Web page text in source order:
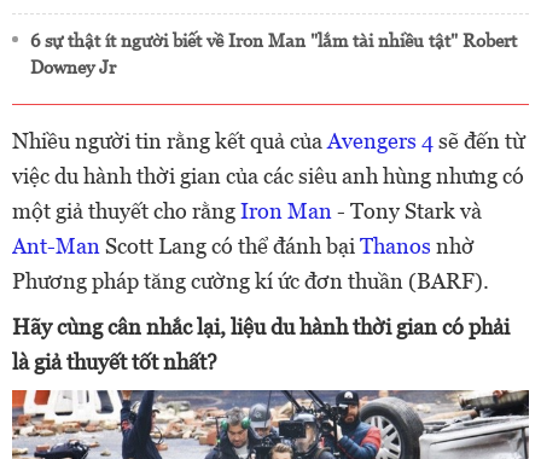
6 sự thật ít người biết về Iron Man "lắm tài nhiều tật" Robert
Downey Jr
Nhiều người tin rằng kết quả của Avengers 4sẽ đến từ
việc du hành thời gian của các siêu anh hùng nhưng có
một giả thuyết cho rằngIron Man - Tony Stark và
Ant-Man Scott Lang có thể đánh bại Thanos nhờ
Phương pháp tăng cường kí ức đơn thuần (BARF).
Hãy cùng cân nhắc lại, liệu du hành thời gian có phải
là giả thuyết tốt nhất?